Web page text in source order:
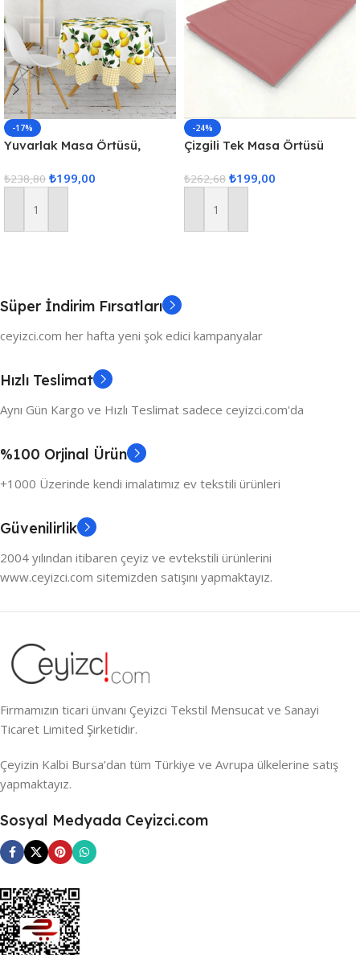
-17%
Yuvarlak Masa Örtüsü,
₺238,80 ₺199,00
Sepete Ekle
-24%
Çizgili Tek Masa Örtüsü
₺262,68 ₺199,00
Sepete Ekle
Süper İndirim Fırsatları
ceyizci.com her hafta yeni şok edici kampanyalar
Hızlı Teslimat
Aynı Gün Kargo ve Hızlı Teslimat sadece ceyizci.com'da
%100 Orjinal Ürün
+1000 Üzerinde kendi imalatımız ev tekstili ürünleri
Güvenilirlik
2004 yılından itibaren çeyiz ve evtekstili ürünlerini
www.ceyizci.com sitemizden satışını yapmaktayız.
Firmamızın ticari ünvanı Çeyizci Tekstil Mensucat ve Sanayi
Ticaret Limited Şirketidir.
Çeyizin Kalbi Bursa’dan tüm Türkiye ve Avrupa ülkelerine satış
yapmaktayız.
Sosyal Medyada Ceyizci.com